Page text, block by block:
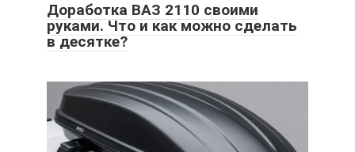
Доработка ВАЗ 2110 своими
руками. Что и как можно сделать
в десятке?